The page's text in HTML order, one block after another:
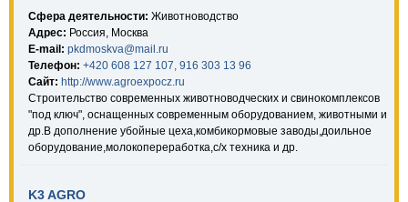
Сфера деятельности: Животноводство
Адрес: Россия, Москва
E-mail: pkdmoskva@mail.ru
Телефон: +420 608 127 107, 916 303 13 96
Сайт: http://www.agroexpocz.ru
Строительство современных животноводческих и свинокомплексов
"под ключ", оснащенных современным оборудованием, животными и
др.В дополнение убойные цеха,комбикормовые заводы,доильное
оборудование,молокопереработка,с/х техника и др.
K3 AGRO